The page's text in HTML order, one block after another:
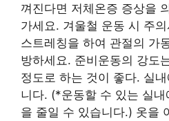
껴진다면 저체온증 증상을
가세요. 겨울철 운동 시 주
스트레칭을 하여 관절의 가
방하세요. 준비운동의 강도
정도로 하는 것이 좋다. 실
니다. (*운동할 수 있는 실
을 줄일 수 있습니다.) 옷을